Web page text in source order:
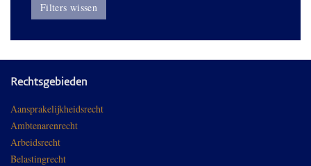
Filters wissen
Rechtsgebieden
Aansprakelijkheidsrecht
Ambtenarenrecht
Arbeidsrecht
Belastingrecht